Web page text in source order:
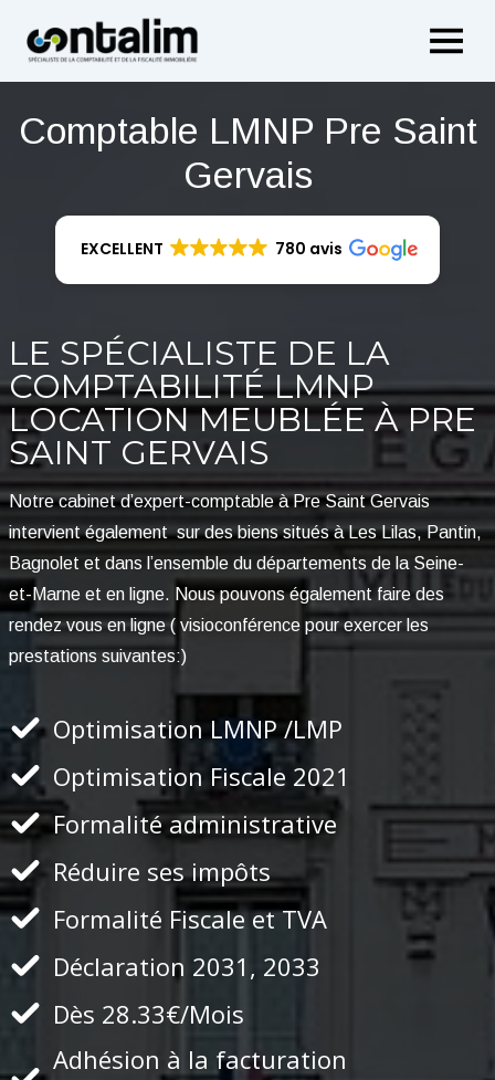
Comptable LMNP Pre Saint
Gervais
EXCELLENT 780 avis
LE SPÉCIALISTE DE LA
COMPTABILITÉ LMNP
LOCATION MEUBLÉE À PRE
SAINT GERVAIS
Notre cabinet d’expert-comptable à Pre Saint Gervais
intervient également sur des biens situés à Les Lilas, Pantin,
Bagnolet et dans l’ensemble du départements de la Seine-
et-Marne et en ligne. Nous pouvons également faire des
rendez vous en ligne ( visioconférence pour exercer les
prestations suivantes:)
Optimisation LMNP /LMP
Optimisation Fiscale 2021
Formalité administrative
Réduire ses impôts
Formalité Fiscale et TVA
Déclaration 2031, 2033
Dès 28.33€/Mois
Adhésion à la facturation